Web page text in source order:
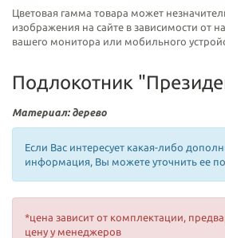
Цветовая гамма товара может
изображения на сайте в зависимости от
вашего монитора или мобильного
Подлокотник
Материал: дерево
Если Вас интересует какая-либо
информация, Вы можете уточнить ее
*цена зависит от комплектации,
цену у менеджеров